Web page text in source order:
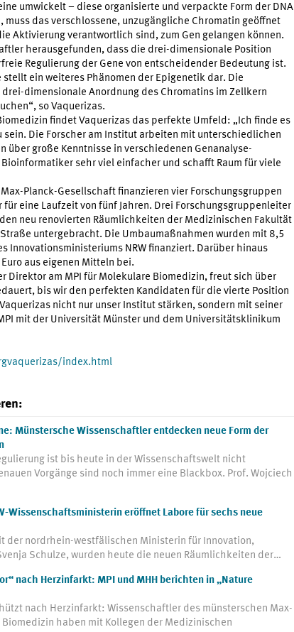
umwickelt – diese organisierte und verpackte Form der DNA
das verschlossene, unzugängliche Chromatin geöffnet
Aktivierung verantwortlich sind, zum Gen gelangen können.
herausgefunden, dass die drei-dimensionale Position
Regulierung der Gene von entscheidender Bedeutung ist.
ein weiteres Phänomen der Epigenetik dar. Die
dimensionale Anordnung des Chromatins im Zellkern
so Vaquerizas.
findet Vaquerizas das perfekte Umfeld: „Ich finde es
Die Forscher am Institut arbeiten mit unterschiedlichen
über große Kenntnisse in verschiedenen Genanalyse-
sehr viel einfacher und schafft Raum für viele
Planck-Gesellschaft finanzieren vier Forschungsgruppen
eine Laufzeit von fünf Jahren. Drei Forschungsgruppenleiter
neu renovierten Räumlichkeiten der Medizinischen Fakultät
untergebracht. Die Umbaumaßnahmen wurden mit 8,5
Innovationsministeriums NRW finanziert. Darüber hinaus
aus eigenen Mitteln bei.
Direktor am MPI für Molekulare Biomedizin, freut sich über
bis wir den perfekten Kandidaten für die vierte Position
nicht nur unser Institut stärken, sondern mit seiner
mit der Universität Münster und dem Universitätsklinikum
index.html
Münstersche Wissenschaftler entdecken neue Form der
ist bis heute in der Wissenschaftswelt nicht
Vorgänge sind noch immer eine Blackbox. Prof. Wojciech
Wissenschaftsministerin eröffnet Labore für sechs neue
der nordrhein-westfälischen Ministerin für Innovation,
Schulze, wurden heute die neuen Räumlichkeiten der…
nach Herzinfarkt: MPI und MHH berichten in „Nature
nach Herzinfarkt: Wissenschaftler des münsterschen Max-
haben mit Kollegen der Medizinischen